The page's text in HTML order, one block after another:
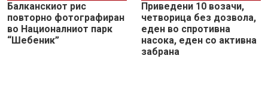
Балканскиот рис
повторно фотографиран
во Националниот парк
“Шебеник”
Приведени 10 возачи,
четворица без дозвола,
еден во спротивна
насока, еден со активна
забрана